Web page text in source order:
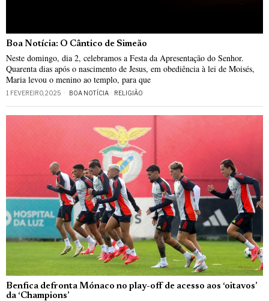
Boa Notícia: O Cântico de Simeão
Neste domingo, dia 2, celebramos a Festa da Apresentação do Senhor.
Quarenta dias após o nascimento de Jesus, em obediência à lei de Moisés,
Maria levou o menino ao templo, para que
1 FEVEREIRO, 2025 BOA NOTÍCIA · RELIGIÃO
Benfica defronta Mónaco no play-off de acesso aos ‘oitavos’
da ‘Champions’